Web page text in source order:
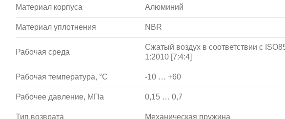
Материал корпуса Алюминий
Материал уплотнения NBR
Рабочая среда
Сжатый воздух в соответствии с
1:2010 [7:4:4]
Рабочая температура, °С -10 … +60
Рабочее давление, МПа 0,15 … 0,7
Тип возврата Механическая пружина